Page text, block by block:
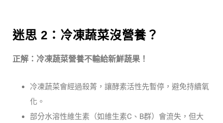
迷思 2：冷凍蔬菜沒營養？
正解：冷凍蔬菜營養不輸給新鮮蔬果！
冷凍蔬菜會經過殺菁，讓酵素活性先暫停，避免持續氧
化。
部分水溶性維生素（如維生素C、B群）會流失，但大